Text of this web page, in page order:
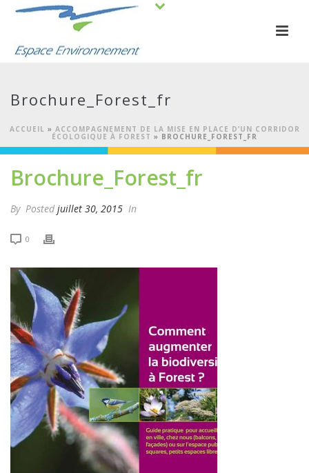
Brochure_Forest_fr
ACCUEIL » ACCOMPAGNEMENT DE LA MISE EN PLACE D’UN CORRIDOR
ÉCOLOGIQUE À FOREST » BROCHURE_FOREST_FR
Brochure_Forest_fr
By Posted juillet 30, 2015 In
0